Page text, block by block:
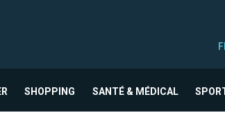
SHOPPING SANTÉ & MÉDICAL